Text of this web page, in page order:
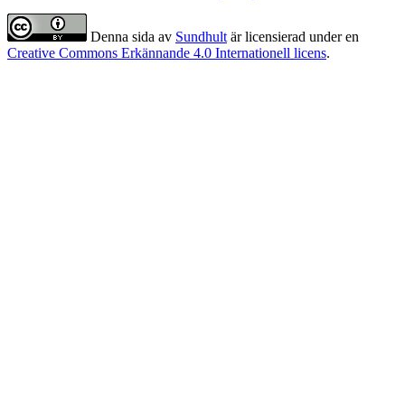
Denna sida av Sundhult är licensierad under en
Creative Commons Erkännande 4.0 Internationell licens.